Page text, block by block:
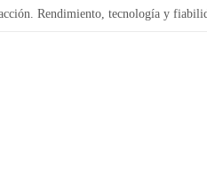
Rendimiento, tecnología y